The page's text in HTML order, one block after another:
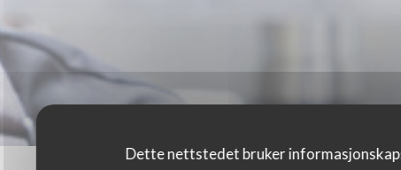
Dette nettstedet bruker